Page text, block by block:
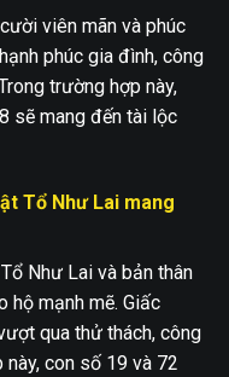
viên mãn và phúc
phúc gia đình, công
trường hợp này,
sẽ mang đến tài lộc
Tổ Như Lai mang
Tổ Như Lai và bản thân
hộ mạnh mẽ. Giấc
qua thử thách, công
con số 19 và 72